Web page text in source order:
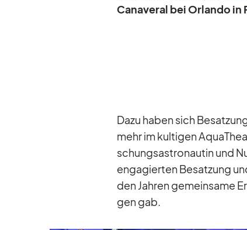
Ca­na­ve­ral bei Or­lando
Dazu ha­ben sich
mehr im kul­ti­gen
schungs­as­tro­nau­tin und
en­ga­gier­ten Be­sat­zung
den Jah­ren ge­mein­same
gen gab.